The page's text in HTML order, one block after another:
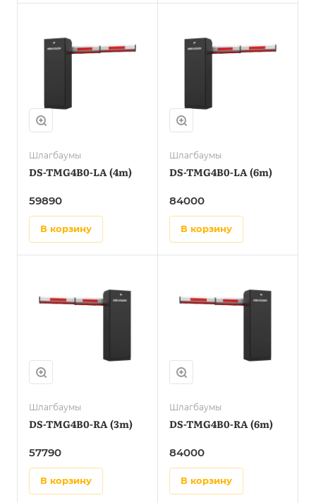
Шлагбаумы
DS-TMG4B0-LA (4m)
59890
в корзину
Шлагбаумы
DS-TMG4B0-LA (6m)
84000
в корзину
Шлагбаумы
DS-TMG4B0-RA (3m)
57790
в корзину
Шлагбаумы
DS-TMG4B0-RA (6m)
84000
в корзину